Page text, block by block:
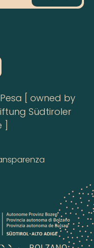
[ owned by
Südtiroler
]